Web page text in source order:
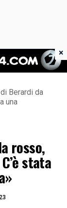
Berardi da
una
rosso,
stata
×